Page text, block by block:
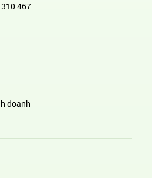
467
doanh
Alpha
Gia AlphaGia Alpha
Huỳnh Gia Alpha